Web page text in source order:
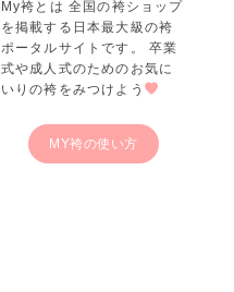
My袴とは 全国の袴ショップ
を掲載する日本最大級の袴
ポータルサイトです。 卒業
式や成人式のためのお気に
いりの袴をみつけよう
MY袴の使い方